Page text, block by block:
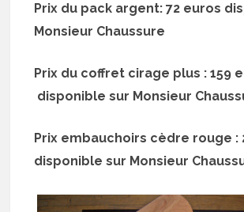
Prix du pack argent: 72 euros
Monsieur Chaussure
Prix du coffret cirage plus : 159
disponible sur Monsieur
Prix embauchoirs cèdre rouge :
disponible sur Monsieur